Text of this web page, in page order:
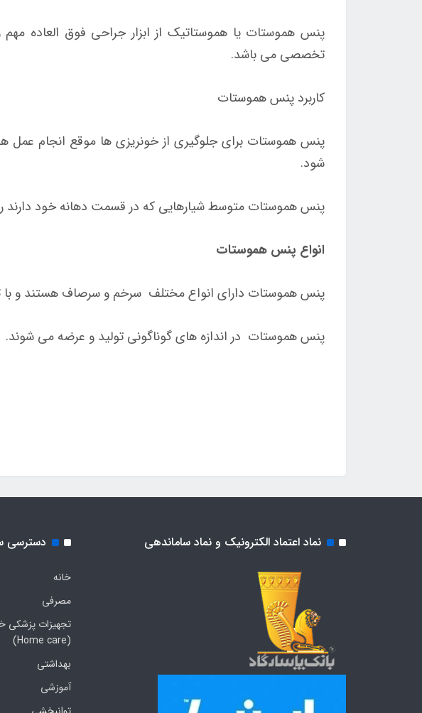
پنس هموستات یا هموستاتیک از ابزار جراحی فوق العاده
تخصصی می باشد.
کاربرد پنس هموستات
پنس هموستات برای جلوگیری از خونریزی ها موقع انجام عمل
شود.
پنس هموستات متوسط شیارهایی که در قسمت دهانه خود دارند
انواع پنس هموستات
پنس هموستات دارای انواع مختلف سرخم و سرصاف هستند و با
پنس هموستات در اندازه های گوناگونی تولید و عرضه می شوند.
نماد اعتماد الکترونیک و نماد ساماندهی دسترسی
خانه
مصرفی
تجهیزات پزشکی
(Home care)
بهداشتی
آموزشی